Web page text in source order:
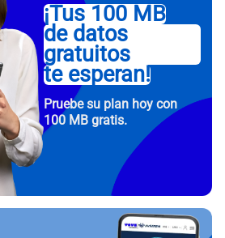
¡Tus 100 MB
de datos
gratuitos
te esperan!
Pruebe su plan hoy con
100 MB gratis.